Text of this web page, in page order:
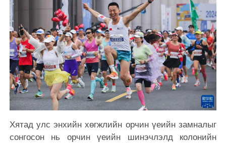
Хятад улс энхийн хөгжлийн орчин үеийн замналыг
сонгосон нь орчин үеийн шинэчлэлд колонийн